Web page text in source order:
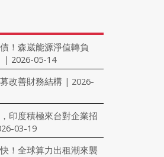
！森崴能源淨值轉負
| 2026-05-14
改善財務結構 | 2026-
印度積極來台對企業招
03-19
！全球算力出租潮來襲